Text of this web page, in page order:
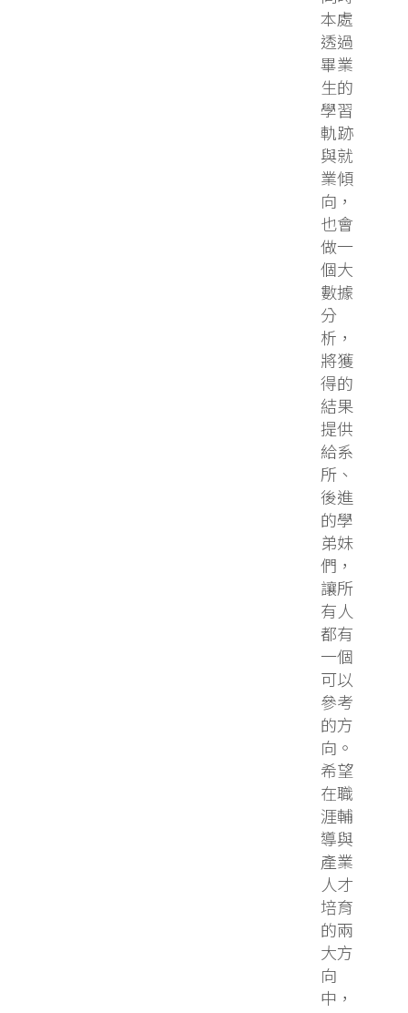
本處
透過
畢業
生的
學習
軌跡
與就
業傾
向，
也會
做一
個大
數據
分
析，
將獲
得的
結果
提供
給系
所、
後進
的學
弟妹
們，
讓所
有人
都有
一個
可以
參考
的方
向。
希望
在職
涯輔
導與
產業
人才
培育
的兩
大方
向
中，